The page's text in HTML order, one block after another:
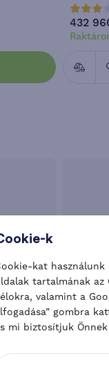
432
k
kat használunk
tartalmának az
valamint a
gombra
mi biztosítjuk